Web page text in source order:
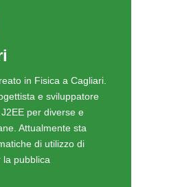
in Fisica a Cagliari.
e sviluppatore
per diverse e
Attualmente sta
di utilizzo di
la pubblica